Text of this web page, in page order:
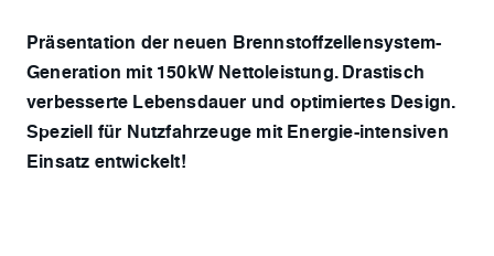
Präsentation der neuen Brennstoffzellensystem-
Generation mit 150kW Nettoleistung. Drastisch
verbesserte Lebensdauer und optimiertes Design.
Speziell für Nutzfahrzeuge mit Energie-intensiven
Einsatz entwickelt!